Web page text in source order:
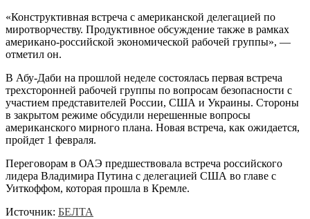
«Конструктивная встреча с американской делегацией по
миротворчеству. Продуктивное обсуждение также в рамках
американо-российской экономической рабочей группы», —
отметил он.
В Абу-Даби на прошлой неделе состоялась первая встреча
трехсторонней рабочей группы по вопросам безопасности с
участием представителей России, США и Украины. Стороны
в закрытом режиме обсудили нерешенные вопросы
американского мирного плана. Новая встреча, как ожидается,
пройдет 1 февраля.
Переговорам в ОАЭ предшествовала встреча российского
лидера Владимира Путина с делегацией США во главе с
Уиткоффом, которая прошла в Кремле.
Источник: БЕЛТА